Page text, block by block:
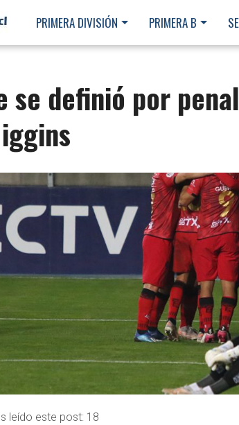
PRIMERA DIVISIÓN PRIMERA B
se definió por
leído este post: 18